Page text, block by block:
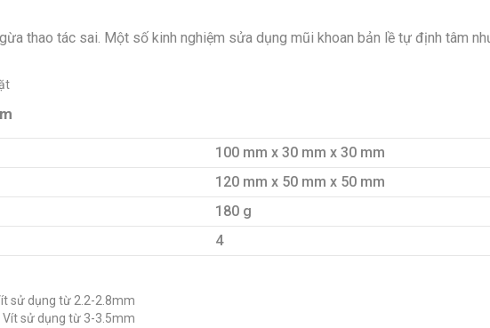
thao tác sai. Một số kinh nghiệm sửa dụng mũi khoan bản lề tự định tâm
100 mm x 30 mm x 30 mm
120 mm x 50 mm x 50 mm
180 g
4
sử dụng từ 2.2-2.8mm
Vít sử dụng từ 3-3.5mm